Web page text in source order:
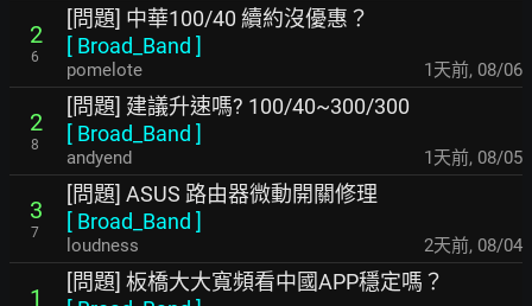
2
6
[問題] 中華100/40 續約沒優惠？
[ Broad_Band ]
pomelote 1天前, 08/06
2
8
[問題] 建議升速嗎? 100/40~300/300
[ Broad_Band ]
andyend 1天前, 08/05
3
7
[問題] ASUS 路由器微動開關修理
[ Broad_Band ]
loudness 2天前, 08/04
1
[問題] 板橋大大寬頻看中國APP穩定嗎？